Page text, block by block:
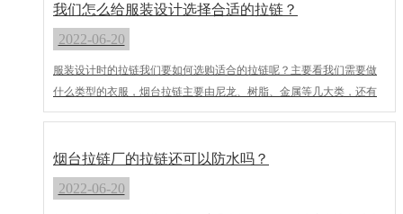
用。再就是我们看拉链的颜色和质量硬度，树脂拉链应用的场合比较
多，我们可以根据应用的地方来选择样式之类的。 海阳市荣盛拉链有
限公司，主营烟台拉链批发等业务，如果你有相关的需要，可以随时
联系我们！
我们怎么给服装设计选择合适的拉链？
2022-06-20
服装设计时的拉链我们要如何选购适合的拉链呢？主要看我们需要做
什么类型的衣服，烟台拉链主要由尼龙、树脂、金属等几大类，还有
一些特殊类型的拉链。下面拉链厂家带大家一起来具体了解一下吧。
料，从单一品种单一功能发展到多品种多规格综合功能，从结构简单
发展到如今精美多彩，经历了漫长的演变过程。下面来详细介绍一下
不同材质拉链的特点和选择吧。
烟台拉链厂的拉链还可以防水吗？
2022-06-20